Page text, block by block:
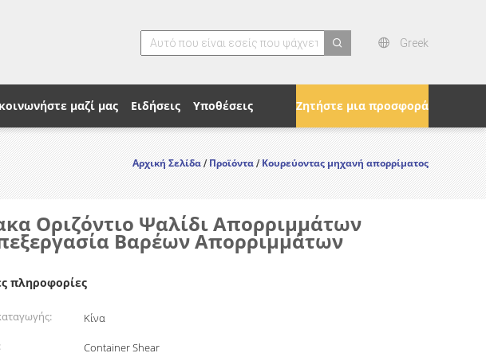
Greek
Ζητήστε μια προσφορά
μαζί μας Ειδήσεις Υποθέσεις
Αρχική Σελίδα /Προϊόντα/Κουρεύοντας μηχανή απορρίματος
Οριζόντιο Ψαλίδι Απορριμμάτων
Βαρέων Απορριμμάτων
πληροφορίες
Κίνα
Container Shear